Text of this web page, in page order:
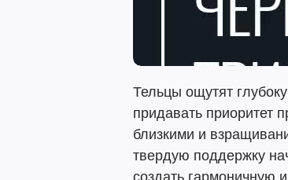
Тельцы ощутят
придавать приоритет
близкими и
твердую поддержку
создать гармоничную